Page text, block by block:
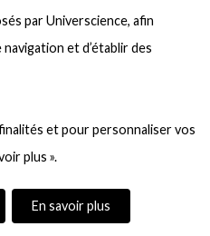
par Universcience, afin
et d’établir des
et pour personnaliser vos
En savoir plus